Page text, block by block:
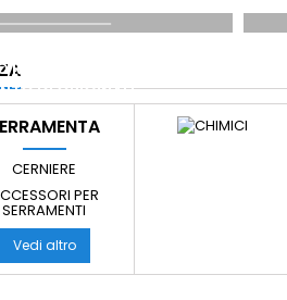
RADIOCOMANDO
DI ORIGINALI
AUTOAPPRENDIMENTO
CERNIERE
PER
SERRAMENTI
Vedi altro